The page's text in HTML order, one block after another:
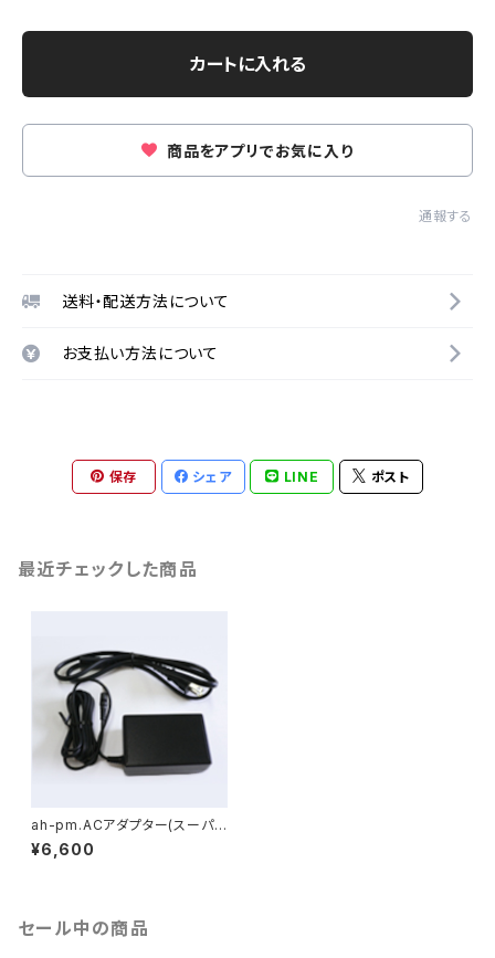
カートに入れる
商品をアプリでお気に入り
通報する
送料・配送方法について
お支払い方法について
保存 シェア LINE ポスト
最近チェックした商品
ah-pm.ACアダプター(スーパ
ードクターAH4000用) 1個 A
C adapter
¥6,600
セール中の商品